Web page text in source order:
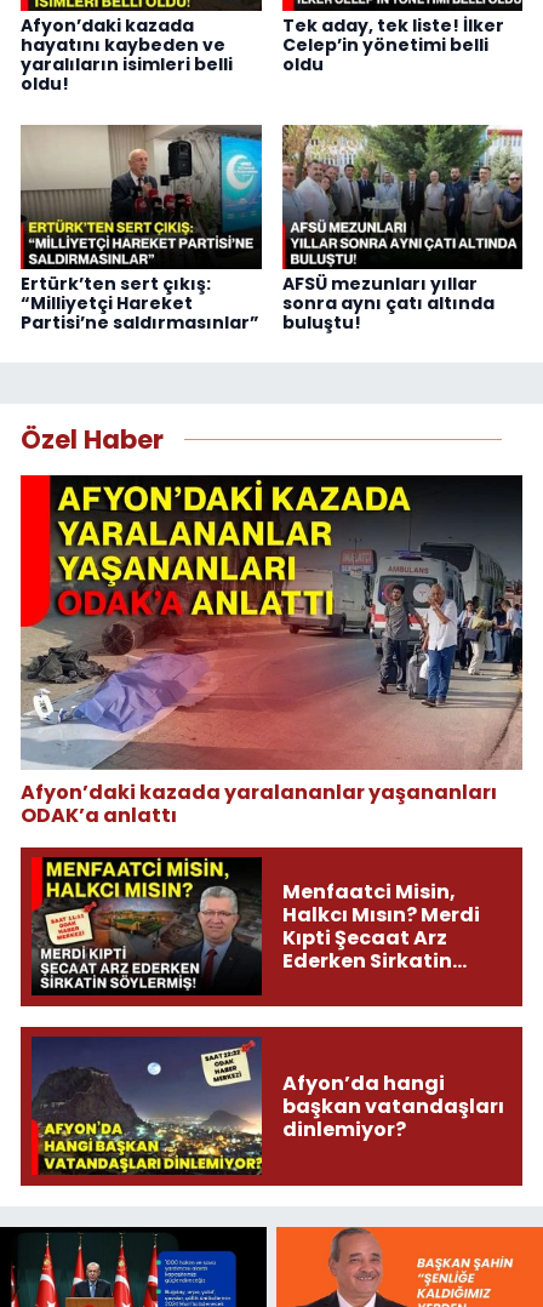
Afyon’daki kazada
hayatını kaybeden ve
yaralıların isimleri belli
oldu!
Tek aday, tek liste! İlker
Celep’in yönetimi belli
oldu
Ertürk’ten sert çıkış:
“Milliyetçi Hareket
Partisi’ne saldırmasınlar”
AFSÜ mezunları yıllar
sonra aynı çatı altında
buluştu!
Özel Haber
Afyon’daki kazada yaralananlar yaşananları
ODAK’a anlattı
Menfaatci Misin,
Halkcı Mısın? Merdi
Kıpti Şecaat Arz
Ederken Sirkatin
Afyon’da hangi
başkan vatandaşları
dinlemiyor?